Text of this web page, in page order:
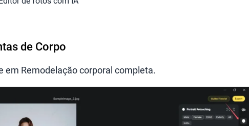
de Corpo
em Remodelação corporal completa.